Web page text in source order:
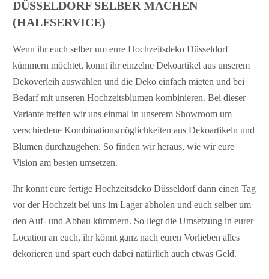
DÜSSELDORFSELBER MACHEN
(HALFSERVICE)
Wenn ihr euch selber um eure Hochzeitsdeko Düsseldorf
kümmern möchtet, könnt ihr einzelne Dekoartikel aus unserem
Dekoverleih auswählen und die Deko einfach mieten und bei
Bedarf mit unseren Hochzeitsblumen kombinieren. Bei dieser
Variante treffen wir uns einmal in unserem Showroom um
verschiedene Kombinationsmöglichkeiten aus Dekoartikeln und
Blumen durchzugehen. So finden wir heraus, wie wir eure
Vision am besten umsetzen.
Ihr könnt eure fertige Hochzeitsdeko Düsseldorf dann einen Tag
vor der Hochzeit bei uns im Lager abholen und euch selber um
den Auf- und Abbau kümmern. So liegt die Umsetzung in eurer
Location an euch, ihr könnt ganz nach euren Vorlieben alles
dekorieren und spart euch dabei natürlich auch etwas Geld.